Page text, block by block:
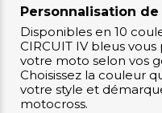
Personnalisation
Disponibles en 10
CIRCUIT IV bleus
votre moto selon vos
Choisissez la couleur
votre style et
motocross.